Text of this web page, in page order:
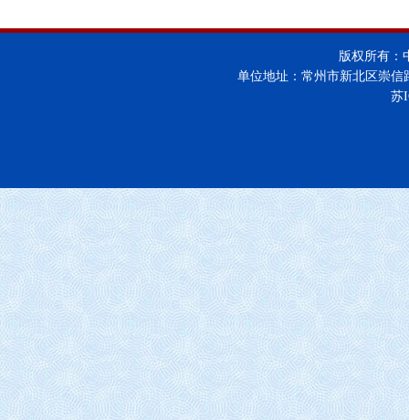
版权所有：
单位地址：常州市新北区崇
苏